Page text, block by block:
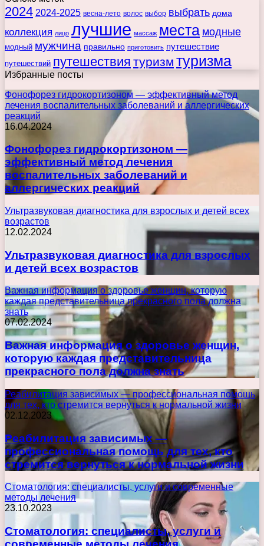
2024 2024-2025 весна-лето волос выбор выбрать дома
коллекция лицо лучшие массаж места модные
модный мужчина правильно приготовить путешествие
путешествий путешествия туризм туризма
Избранные посты
Фонофорез гидрокортизоном — эффективный метод
лечения воспалительных заболеваний и аллергических
реакций
16.04.2024
Фонофорез гидрокортизоном —
эффективный метод лечения
воспалительных заболеваний и
аллергических реакций
Ультразвуковая диагностика для взрослых и детей всех
возрастов
12.02.2024
Ультразвуковая диагностика для взрослых
и детей всех возрастов
Важная информация о здоровье женщин, которую
каждая представительница прекрасного пола должна
знать
07.02.2024
Важная информация о здоровье женщин,
которую каждая представительница
прекрасного пола должна знать
Реабилитация зависимых — профессиональная помощь
для тех, кто стремится вернуться к нормальной жизни
02.12.2023
Реабилитация зависимых —
профессиональная помощь для тех, кто
стремится вернуться к нормальной жизни
Стоматология: специалисты, услуги и современные
методы лечения
23.10.2023
Стоматология: специалисты, услуги и